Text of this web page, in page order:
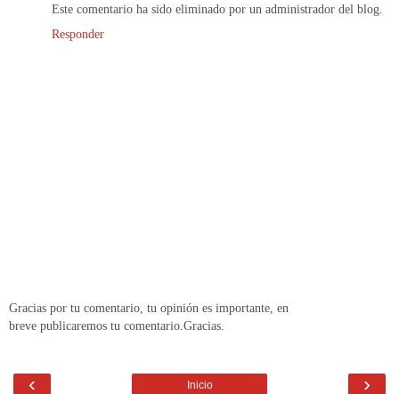
Este comentario ha sido eliminado por un administrador del blog.
Responder
Gracias por tu comentario, tu opinión es importante, en
breve publicaremos tu comentario.Gracias.
‹ ›
Inicio